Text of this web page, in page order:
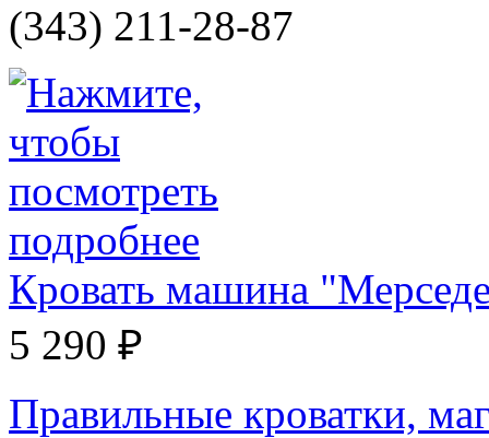
(343) 211-28-87
Кровать машина
5 290 ₽
Правильные кроватки,